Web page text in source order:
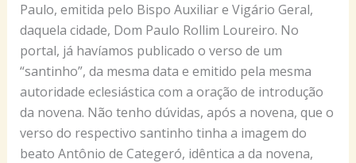
Paulo, emitida pelo Bispo Auxiliar e Vigário Geral,
daquela cidade, Dom Paulo Rollim Loureiro. No
portal, já havíamos publicado o verso de um
“santinho”, da mesma data e emitido pela mesma
autoridade eclesiástica com a oração de introdução
da novena. Não tenho dúvidas, após a novena, que o
verso do respectivo santinho tinha a imagem do
beato Antônio de Categeró, idêntica a da novena,